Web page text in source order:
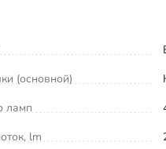
(основной)
ламп
lm